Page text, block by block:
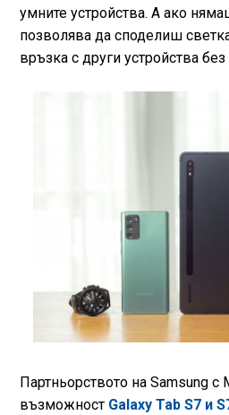
умните устройства. А ако
позволява да споделиш
връзка с други устройства без
Партньорството на Samsung
възможност Galaxy Tab S7 и